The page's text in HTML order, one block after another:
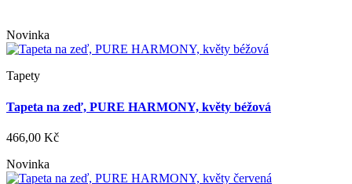
Novinka
Tapety
Tapeta na zeď, PURE HARMONY, květy béžová
466,00 Kč
Novinka